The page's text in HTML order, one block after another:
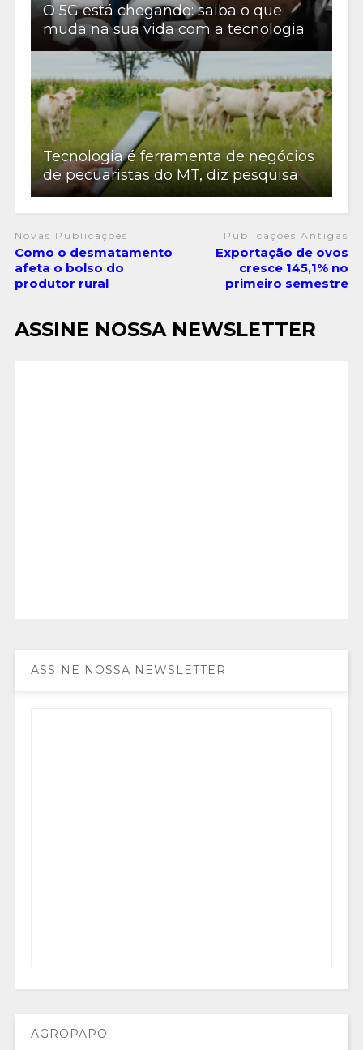
O 5G está chegando: saiba o que
muda na sua vida com a tecnologia
Tecnologia é ferramenta de negócios
de pecuaristas do MT, diz pesquisa
Novas Publicações
Como o desmatamento
afeta o bolso do
produtor rural
Publicações Antigas
Exportação de ovos
cresce 145,1% no
primeiro semestre
ASSINE NOSSA NEWSLETTER
ASSINE NOSSA NEWSLETTER
AGROPAPO